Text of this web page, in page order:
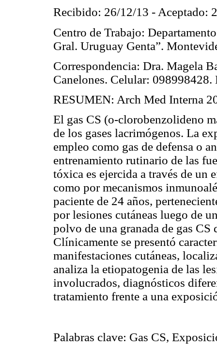
Recibido: 26/12/13 - Aceptado:
Centro de Trabajo:
Gral. Uruguay Genta”.
Correspondencia: Dra. Magela
Canelones. Celular: 098998428.
RESUMEN: Arch Med Interna
El gas CS (o-clorobenzolideno
de los gases lacrimógenos. La
empleo como gas de defensa o
entrenamiento rutinario de las
tóxica es ejercida a través de un
como por mecanismos
paciente de 24 años,
por lesiones cutáneas luego de
polvo de una granada de gas
Clínicamente se presentó
manifestaciones cutáneas,
analiza la etiopatogenia de las
involucrados, diagnósticos
tratamiento frente a una
Palabras clave: Gas CS,